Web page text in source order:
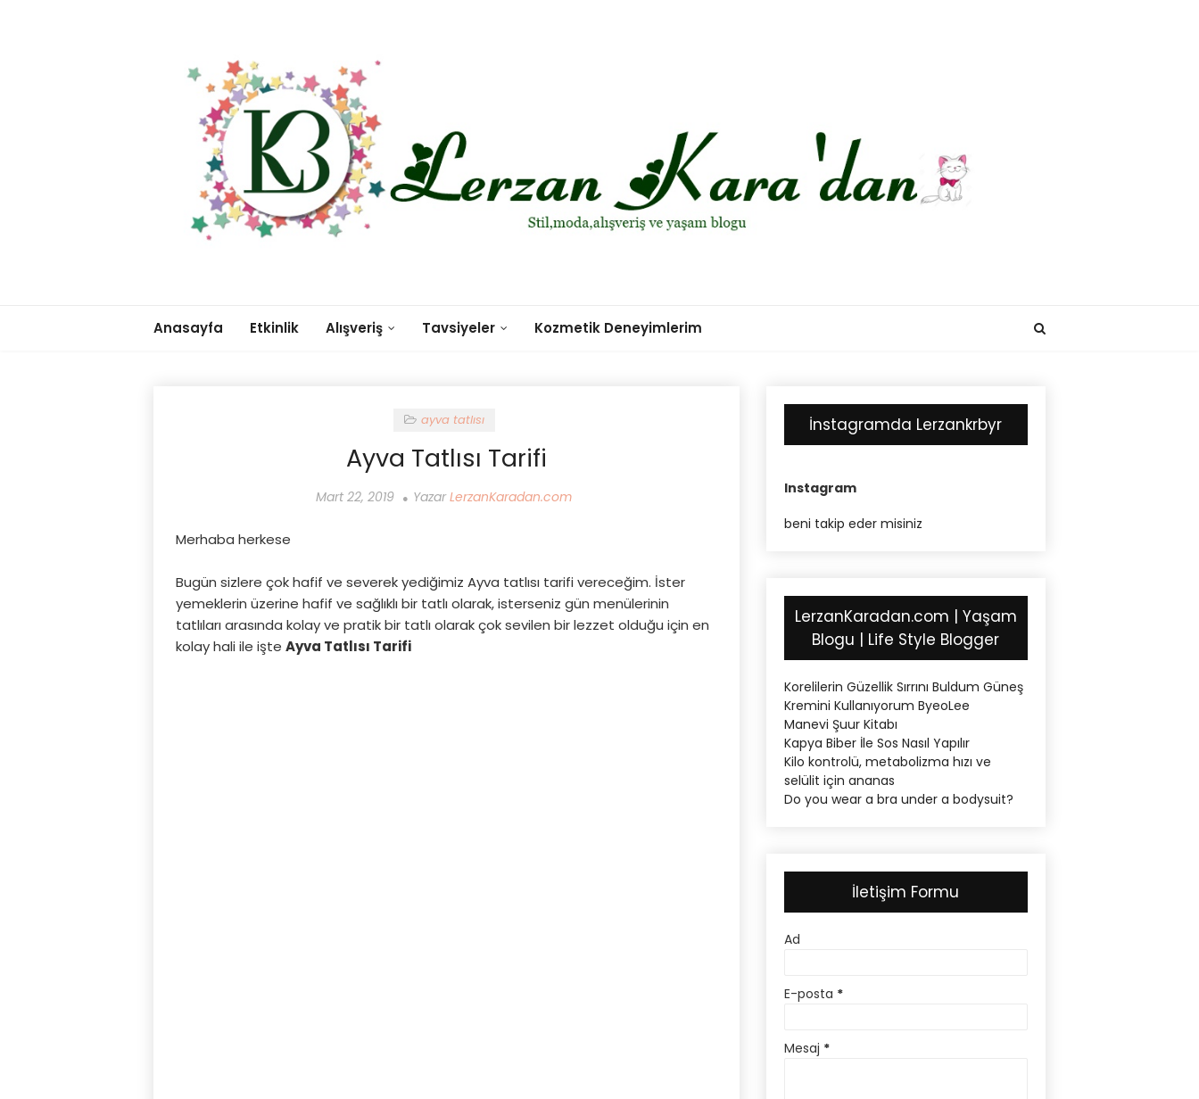
Anasayfa Etkinlik Alışveriş Tavsiyeler Kozmetik Deneyimlerim
ayva tatlısı
Ayva Tatlısı Tarifi
Mart 22, 2019 Yazar LerzanKaradan.com
Merhaba herkese
Bugün sizlere çok hafif ve severek yediğimiz Ayva tatlısı tarifi vereceğim. İster
yemeklerin üzerine hafif ve sağlıklı bir tatlı olarak, isterseniz gün menülerinin
tatlıları arasında kolay ve pratik bir tatlı olarak çok sevilen bir lezzet olduğu için en
kolay hali ile işte Ayva Tatlısı Tarifi
İnstagramda Lerzankrbyr
Instagram
beni takip eder misiniz
LerzanKaradan.com | Yaşam
Blogu | Life Style Blogger
Korelilerin Güzellik Sırrını Buldum Güneş
Kremini Kullanıyorum ByeoLee
Manevi Şuur Kitabı
Kapya Biber İle Sos Nasıl Yapılır
Kilo kontrolü, metabolizma hızı ve
selülit için ananas
Do you wear a bra under a bodysuit?
İletişim Formu
Ad
E-posta *
Mesaj *